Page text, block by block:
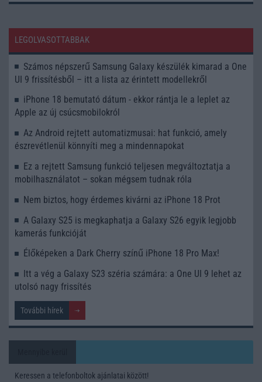
LEGOLVASOTTABBAK
Számos népszerű Samsung Galaxy készülék kimarad a One
UI 9 frissítésből – itt a lista az érintett modellekről
iPhone 18 bemutató dátum - ekkor rántja le a leplet az
Apple az új csúcsmobilokról
Az Android rejtett automatizmusai: hat funkció, amely
észrevétlenül könnyíti meg a mindennapokat
Ez a rejtett Samsung funkció teljesen megváltoztatja a
mobilhasználatot – sokan mégsem tudnak róla
Nem biztos, hogy érdemes kivárni az iPhone 18 Prot
A Galaxy S25 is megkaphatja a Galaxy S26 egyik legjobb
kamerás funkcióját
Élőképeken a Dark Cherry színű iPhone 18 Pro Max!
Itt a vég a Galaxy S23 széria számára: a One UI 9 lehet az
utolsó nagy frissítés
További hírek
Keressen a telefonboltok ajánlatai között!